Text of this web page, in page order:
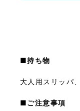
■持ち物
大人用スリッパ
■ご注意事項